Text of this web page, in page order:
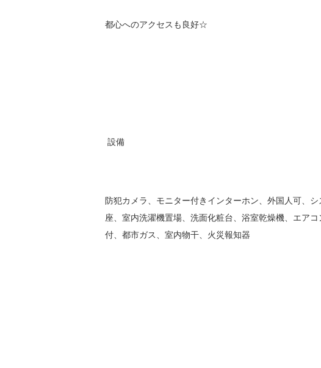
都心へのアクセスも良好☆
設備
防犯カメラ、モニター付きインターホン、外国人可、
座、室内洗濯機置場、洗面化粧台、浴室乾燥機、エア
付、都市ガス、室内物干、火災報知器